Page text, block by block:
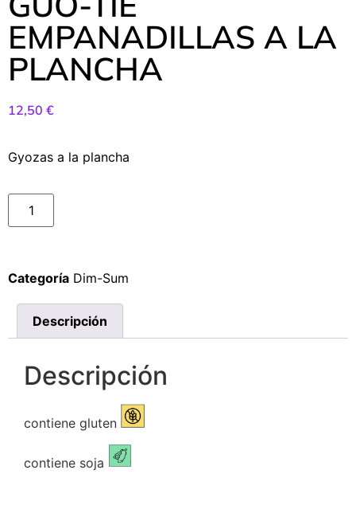
EMPANADILLAS A LA
PLANCHA
12,50 €
Gyozas a la plancha
Categoría Dim-Sum
Descripción
Descripción
contiene gluten
contiene soja